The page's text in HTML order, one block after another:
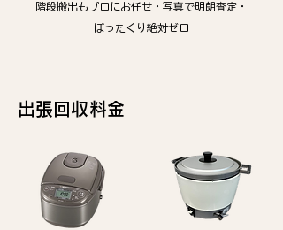
階段搬出もプロにお任せ・写真で明朗査定・
ぼったくり絶対ゼロ
​出張回収料金